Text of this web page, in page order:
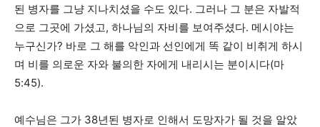
된 병자를 그냥 지나치셨을 수도 있다. 그러나 그 분은 자발적
으로 그곳에 가셨고, 하나님의 자비를 보여주셨다. 메시야는
누구신가? 바로 그 해를 악인과 선인에게 똑 같이 비취게 하시
며 비를 의로운 자와 불의한 자에게 내리시는 분이시다(마
5:45).
예수님은 그가 38년된 병자로 인해서 도망자가 될 것을 알았